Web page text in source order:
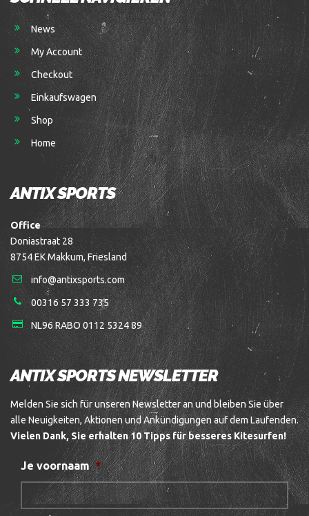
News
My Account
Checkout
Einkaufswagen
Shop
Home
ANTIX SPORTS
Office
Doniastraat 28
8754 EK Makkum, Friesland
info@antixsports.com
00316 57 333 735
NL96 RABO 0112 5324 89
ANTIX SPORTS NEWSLETTER
Melden Sie sich für unseren Newsletter an und bleiben Sie über
alle Neuigkeiten, Aktionen und Ankündigungen auf dem Laufenden.
Vielen Dank, Sie erhalten 10 Tipps für besseres Kitesurfen!
Je voornaam *